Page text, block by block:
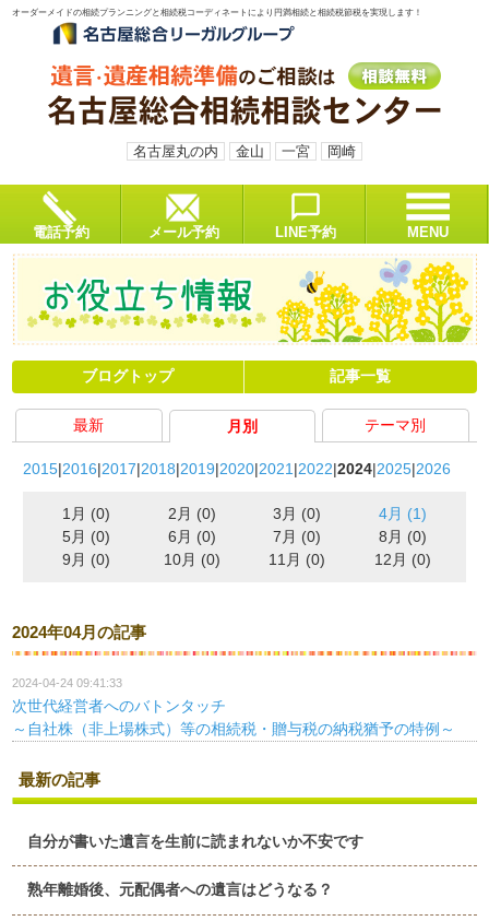
オーダーメイドの相続プランニングと相続税コーディネートにより円満相続と相続税節税を実現します！
名古屋丸の内 金山 一宮 岡崎
電話予約 メール予約 LINE予約 MENU
ブログトップ 記事一覧
最新 月別 テーマ別
2015 2016 2017 2018 2019 2020 2021 2022 2024 2025 2026
1月 (0) 2月 (0) 3月 (0)
4月 (1)
5月 (0)
6月 (0) 7月 (0)
8月 (0)
9月 (0)
10月 (0) 11月 (0) 12月 (0)
2024年04月の記事
2024-04-24 09:41:33
次世代経営者へのバトンタッチ
～自社株（非上場株式）等の相続税・贈与税の納税猶予の特例～
最新の記事
自分が書いた遺言を生前に読まれないか不安です
熟年離婚後、元配偶者への遺言はどうなる？